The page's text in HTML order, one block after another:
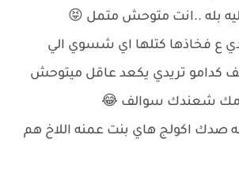
بله ..انت متوحش متمل 😝
ع فخاذها كتلها اي شسوي الي
كدامو تريدي يكعد عاقل ميتوحش
شعندك سوالف 😂
اكولج هاي بنت عمنه اللاخ هم